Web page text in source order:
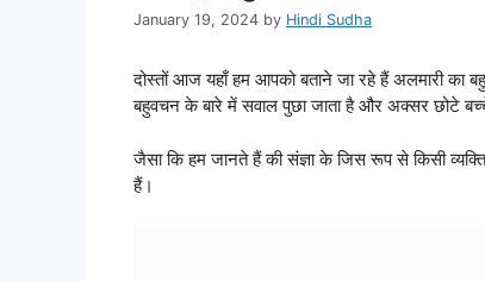
January 19, 2024 by Hindi Sudha
दोस्तों आज यहाँ हम आपको बताने जा रहे हैं अलमारी का
बहुवचन के बारे में सवाल पुछा जाता है और अक्सर छोटे
जैसा कि हम जानते हैं की संज्ञा के जिस रूप से किसी
हैं।